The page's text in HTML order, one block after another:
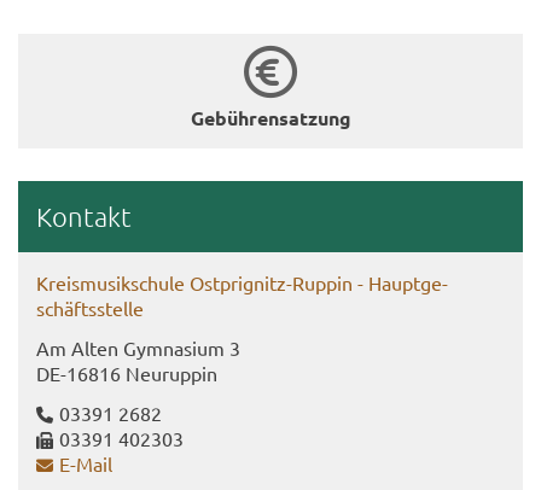
Ge­büh­ren­sat­zung
Kon­takt
Kreis­mu­sik­schu­le Ostprignitz-​Ruppin - Haupt­ge­
schäfts­stel­le
Am Alten Gym­na­si­um 3
DE-​16816 Neu­rup­pin
03391 2682
03391 402303
E-​Mail